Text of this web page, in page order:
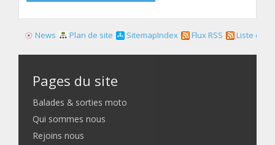
News Plan de site SitemapIndex Flux RSS Liste des
Pages du site
Balades & sorties moto
Qui sommes nous
Rejoins nous